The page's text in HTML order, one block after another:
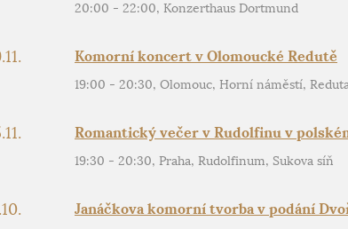
20:00 - 22:00, Konzerthaus Dortmund
Komorní koncert v Olomoucké Redutě
19:00 - 20:30, Olomouc, Horní náměstí,
Romantický večer v Rudolfinu v
19:30 - 20:30, Praha, Rudolfinum, Sukova síň
Janáčkova komorní tvorba v podání